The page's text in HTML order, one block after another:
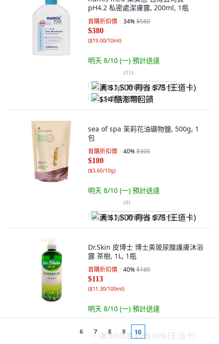
pH4.2 私密處潔膚露, 200ml, 1瓶
首購折扣價 34%$580
$380
($19.00/10ml)
明天 8/10 (一) 預計送達
(11)
满 $1,500 再省 $75 (王道卡)
$14 酷澎幣回饋
sea of spa 茉莉花油礦物鹽, 500g, 1
包
首購折扣價 40%$300
$180
($3.60/10g)
明天 8/10 (一) 預計送達
(6)
满 $1,500 再省 $75 (王道卡)
Dr.Skin 皮博士 博士美玻尿酸護膚沐浴
露 茶樹, 1L, 1瓶
首購折扣價 40%$189
$113
($11.30/100ml)
明天 8/10 (一) 預計送達
满 $1,500 再省 $75 (王道卡)
6 7 8 9 10